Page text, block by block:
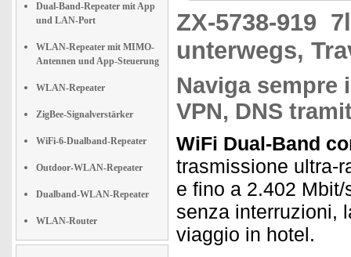
Dual-Band-Repeater mit App
und LAN-Port
WLAN-Repeater mit MIMO-
Antennen und App-Steuerung
WLAN-Repeater
ZigBee-Signalverstärker
WiFi-6-Dualband-Repeater
Outdoor-WLAN-Repeater
Dualband-WLAN-Repeater
WLAN-Router
ZX-5738-919
unterwegs,
Naviga sempre
VPN, DNS
WiFi Dual-Band
trasmissione ultra-
e fino a 2.402
senza interruzioni,
viaggio in hotel.